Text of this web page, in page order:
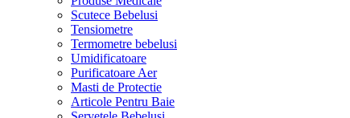
Scutece Bebelusi
Tensiometre
Termometre bebelusi
Umidificatoare
Purificatoare Aer
Masti de Protectie
Articole Pentru Baie